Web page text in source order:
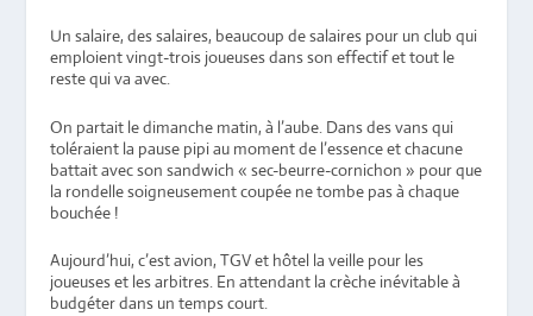
Un salaire, des salaires, beaucoup de salaires pour un club qui
emploient vingt-trois joueuses dans son effectif et tout le
reste qui va avec.
On partait le dimanche matin, à l’aube. Dans des vans qui
toléraient la pause pipi au moment de l’essence et chacune
battait avec son sandwich « sec-beurre-cornichon » pour que
la rondelle soigneusement coupée ne tombe pas à chaque
bouchée !
Aujourd’hui, c’est avion, TGV et hôtel la veille pour les
joueuses et les arbitres. En attendant la crèche inévitable à
budgéter dans un temps court.